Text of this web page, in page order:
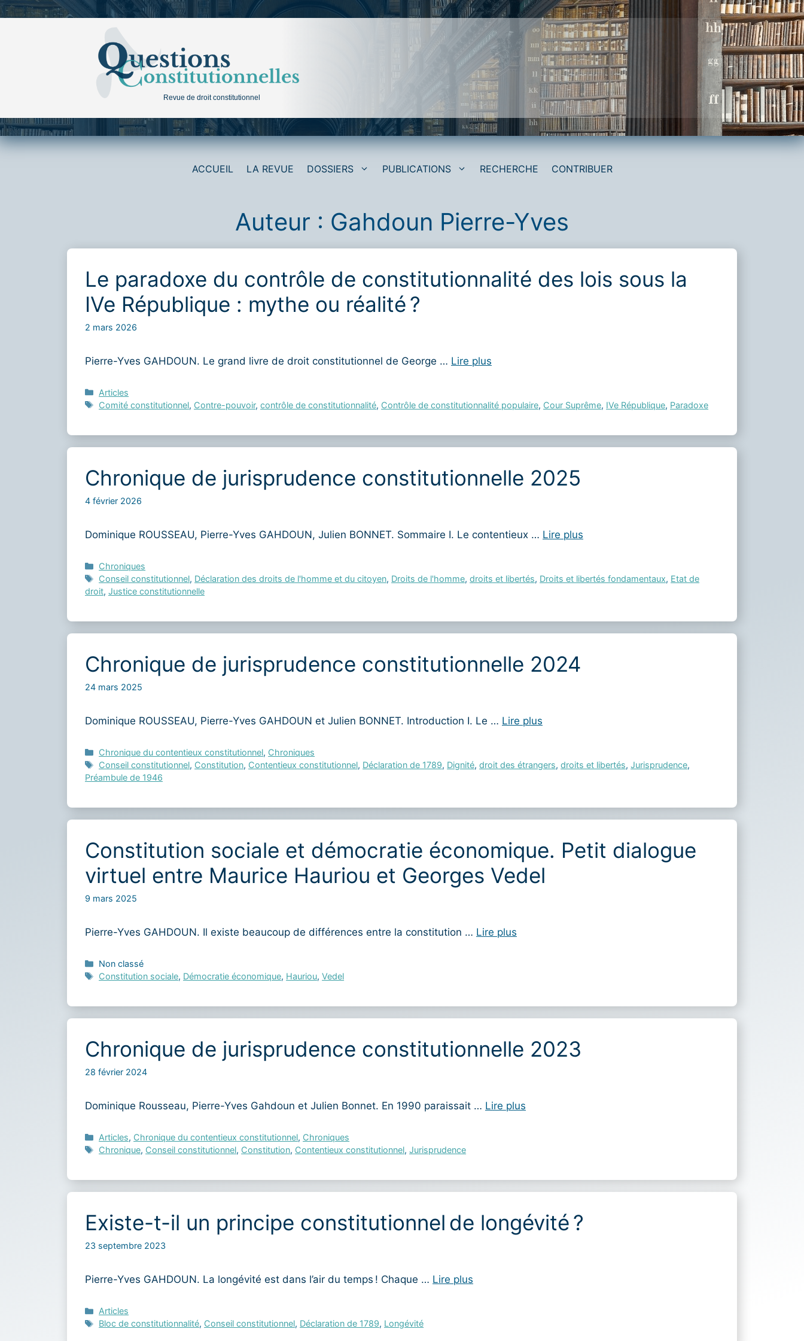
Aller
au
Revue de droit constitutionnel
ACCUEIL LA REVUE DOSSIERS PUBLICATIONS RECHERCHE CONTRIBUER
Auteur : Gahdoun Pierre-Yves
Le paradoxe du contrôle de constitutionnalité des lois sous la
IVe République : mythe ou réalité ?
2 mars 2026
Pierre-Yves GAHDOUN. Le grand livre de droit constitutionnel de George … Lire plus
Catégories
Articles
Étiquettes
Comité constitutionnel, Contre-pouvoir,contrôle de constitutionnalité, Contrôle de constitutionnalité populaire, Cour Suprême, IVe République, Paradoxe
Chronique de jurisprudence constitutionnelle 2025
4 février 2026
Dominique ROUSSEAU, Pierre-Yves GAHDOUN, Julien BONNET. Sommaire I. Le contentieux … Lire plus
Catégories
Chroniques
Étiquettes
Conseil constitutionnel, Déclaration des droits de l'homme et du citoyen, Droits de l'homme,droits et libertés, Droits et libertés fondamentaux, Etat de
droit, Justice constitutionnelle
Chronique de jurisprudence constitutionnelle 2024
24 mars 2025
Dominique ROUSSEAU, Pierre-Yves GAHDOUN et Julien BONNET. Introduction I. Le … Lire plus
Catégories
Chronique du contentieux constitutionnel, Chroniques
Étiquettes
Conseil constitutionnel, Constitution, Contentieux constitutionnel, Déclaration de 1789, Dignité,droit des étrangers,droits et libertés,Jurisprudence,
Préambule de 1946
Constitution sociale et démocratie économique. Petit dialogue
virtuel entre Maurice Hauriou et Georges Vedel
9 mars 2025
Pierre-Yves GAHDOUN. Il existe beaucoup de différences entre la constitution … Lire plus
Catégories
Non classé
Étiquettes
Constitution sociale, Démocratie économique, Hauriou,Vedel
Chronique de jurisprudence constitutionnelle 2023
28 février 2024
Dominique Rousseau, Pierre-Yves Gahdoun et Julien Bonnet. En 1990 paraissait … Lire plus
Catégories
Articles, Chronique du contentieux constitutionnel, Chroniques
Étiquettes
Chronique, Conseil constitutionnel, Constitution, Contentieux constitutionnel,Jurisprudence
Existe-t-il un principe constitutionnel de longévité ?
23 septembre 2023
Pierre-Yves GAHDOUN. La longévité est dans l’air du temps ! Chaque … Lire plus
Catégories
Articles
Étiquettes
Bloc de constitutionnalité, Conseil constitutionnel, Déclaration de 1789, Longévité